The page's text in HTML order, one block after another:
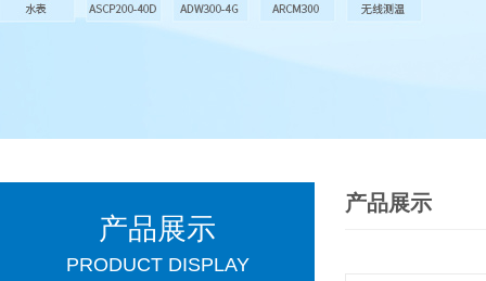
产品展示
PRODUCT DISPLAY
产品展示